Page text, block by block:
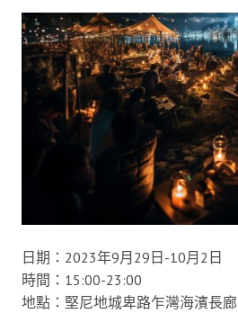
日期：2023年9月29日-10月2日
時間：15:00-23:00
地點：堅尼地城卑路乍灣海濱長廊